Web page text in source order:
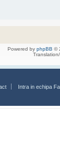
Powered by phpBB ©
Intra in echipa